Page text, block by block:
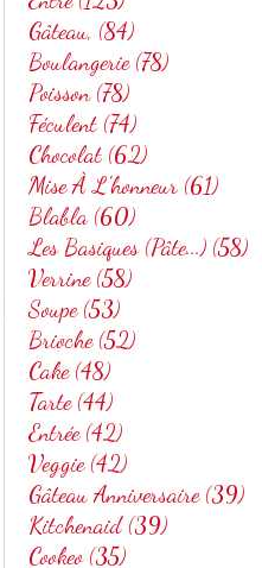
Gâteau, (84)
Boulangerie(78)
Poisson(78)
Féculent(74)
Chocolat(62)
Mise À L'honneur (61)
Blabla(60)
Les Basiques (pâte...) (58)
Verrine(58)
Soupe(53)
Brioche(52)
Cake(48)
Tarte(44)
Entrée(42)
Veggie(42)
Gâteau Anniversaire(39)
Kitchenaid(39)
Cookeo(35)